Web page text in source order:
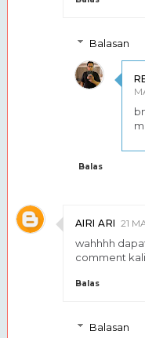
Balasan
Balas
AIRI ARI 21
wahhhh
comment kali
Balas
Balasan